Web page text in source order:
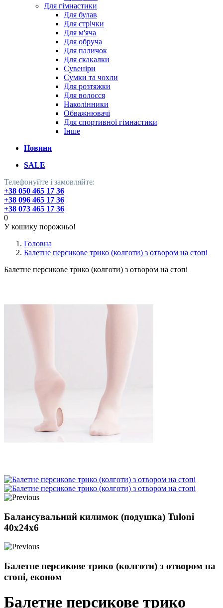
Для гімнастики
Для булав
Для стрічки
Для м'яча
Для обруча
Для паличок
Для скакалки
Сувеніри
Сумки та чохли
Для розтяжки
Для волосся
Наколінники
Обважнювачі
Для спортивної гімнастики
Інше
Новини
SALE
Телефонуйте і замовляйте:
+38 050 465 17 36
+38 096 465 17 36
+38 073 465 17 36
0
У кошику порожньо!
Головна
Балетне персикове трико (колготи) з отвором на стопі
Балетне персикове трико (колготи) з отвором на стопі
Балансувальний килимок (подушка) Tuloni
40x24x6
Балетне персикове трико (колготи) з отвором на
стопі, економ
Балетне персикове трико